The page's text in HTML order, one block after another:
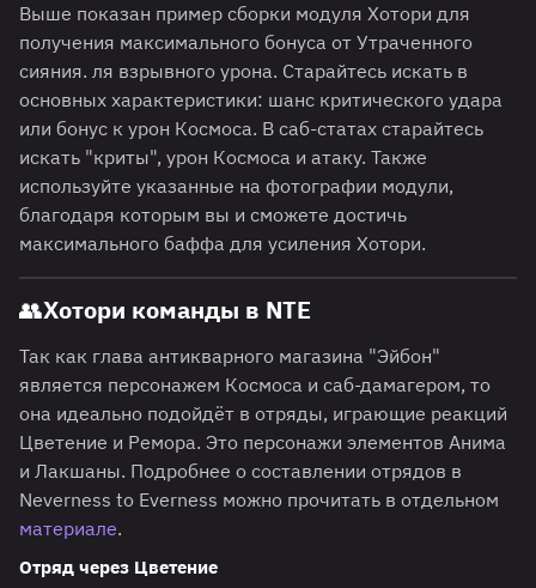
Выше показан пример сборки модуля Хотори для
получения максимального бонуса от Утраченного
сияния. ля взрывного урона. Старайтесь искать в
основных характеристики: шанс критического удара
или бонус к урон Космоса. В саб-статах старайтесь
искать "криты", урон Космоса и атаку. Также
используйте указанные на фотографии модули,
благодаря которым вы и сможете достичь
максимального баффа для усиления Хотори.
👥Хотори команды в NTE
Так как глава антикварного магазина "Эйбон"
является персонажем Космоса и саб-дамагером, то
она идеально подойдёт в отряды, играющие реакций
Цветение и Ремора. Это персонажи элементов Анима
и Лакшаны. Подробнее о составлении отрядов в
Neverness to Everness можно прочитать в отдельном
материале.
Отряд через Цветение